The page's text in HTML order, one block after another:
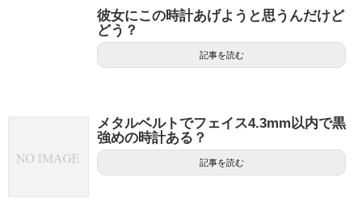
彼女にこの時計あげようと思うんだけど
どう？
記事を読む
メタルベルトでフェイス4.3mm以内で黒
強めの時計ある？
記事を読む